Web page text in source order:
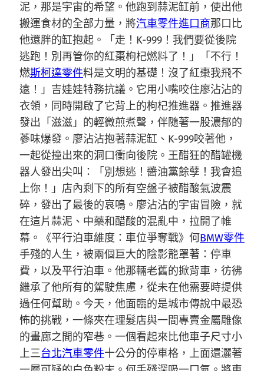
泥，那是宇宙的希望。他跑到蒜泥缸前，使出他
搬運食材的全部力量，將汽車零件進口商那口比
他還胖的缸抱起。「走！K-999！我們要從後院
逃跑！別再管你的紅棗枸杞燃料了！」「不行！
燃斯柯達零件料是文明的基礎！沒了紅棗我飛不
遠！」吉娃娃特務抗議。它用小嘴咬住廖沾沾的
衣領，同時開啟了它背上的枸杞推進器。推進器
發出「滋滋」的輕微煎煮聲，伴隨著一股濃郁的
蔘味爆發。廖沾沾抱著蒜泥缸、K-999咬著他，
一起從撞出來的洞口衝向後院。王醋狂的醋罐機
器人發出尖叫：「別想逃！醬油黨餘孽！我會追
上你！」店內剩下的所有空盤子被醋酸氣波震
碎，發出了最後的哀鳴。廖沾沾的宇宙冒險，就
在這片蒜泥、中藥和醋酸的混亂中，拉開了帷
幕。《平行泊車維度：車位爭奪戰》何BMW零件
手殘的人生，被兩個巨大的陰影籠罩著：停車
費，以及平行泊車。他那輛老舊的掀背車，彷彿
繼承了他所有的駕駛焦慮，從未在他需要時提供
過任何幫助。今天，他面臨的是城市傳說中最恐
怖的挑戰，一條夾在理髮店與一間專賣金屬雕像
的畫廊之間的窄巷。一個看起來比他車子尺寸小
上三台北汽車零件十公分的停車格，上面還灑著